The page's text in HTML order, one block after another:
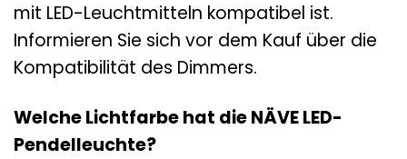
mit LED-Leuchtmitteln kompatibel ist.
Informieren Sie sich vor dem Kauf über die
Kompatibilität des Dimmers.
Welche Lichtfarbe hat die NÄVE LED-
Pendelleuchte?